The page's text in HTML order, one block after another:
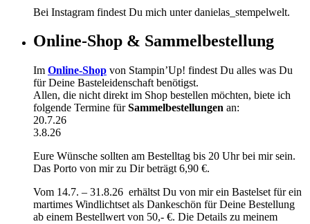
Bei Instagram findest Du mich unter danielas_stempelwelt.
Online-Shop & Sammelbestellung
Im Online-Shop von Stampin’Up! findest Du alles was Du
für Deine Basteleidenschaft benötigst.
Allen, die nicht direkt im Shop bestellen möchten, biete ich
folgende Termine fürSammelbestellungen an:
20.7.26
3.8.26
Eure Wünsche sollten am Bestelltag bis 20 Uhr bei mir sein.
Das Porto von mir zu Dir beträgt 6,90 €.
Vom 14.7. – 31.8.26 erhältst Du von mir ein Bastelset für ein
martimes Windlichtset als Dankeschön für Deine Bestellung
ab einem Bestellwert von 50,- €. Die Details zu meinem